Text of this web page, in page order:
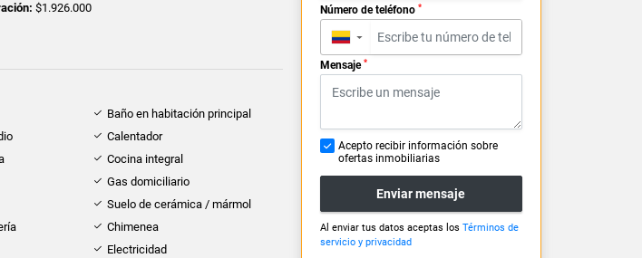
$1.926.000
Baño en habitación principal
Calentador
Cocina integral
Gas domiciliario
Suelo de cerámica / mármol
Chimenea
Electricidad
Número de teléfono *
▼
Mensaje *
Acepto recibir información sobre
ofertas inmobiliarias
Enviar mensaje
Al enviar tus datos aceptas los Términos de
servicio y privacidad